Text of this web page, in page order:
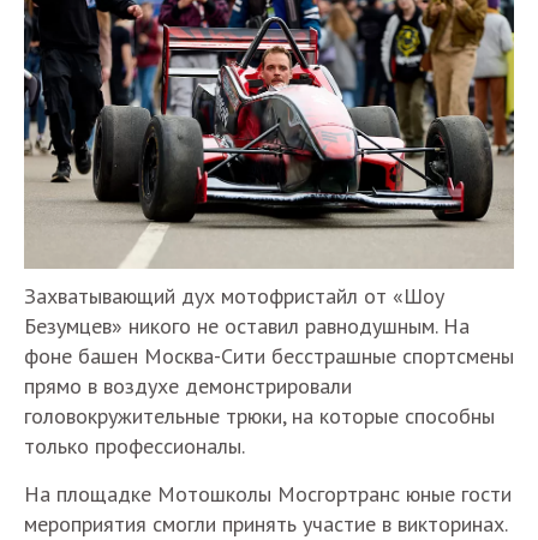
Захватывающий дух мотофристайл от «Шоу
Безумцев» никого не оставил равнодушным. На
фоне башен Москва-Сити бесстрашные спортсмены
прямо в воздухе демонстрировали
головокружительные трюки, на которые способны
только профессионалы.
На площадке Мотошколы Мосгортранс юные гости
мероприятия смогли принять участие в викторинах.